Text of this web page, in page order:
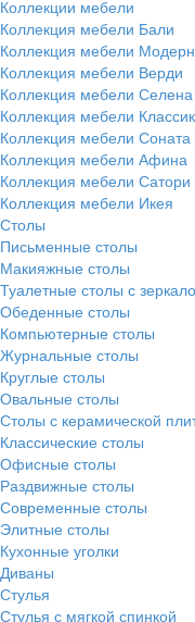
Коллекции мебели
Коллекция мебели Бали
Коллекция мебели Модерн
Коллекция мебели Верди
Коллекция мебели Селена
Коллекция мебели
Коллекция мебели Соната
Коллекция мебели Афина
Коллекция мебели Сатори
Коллекция мебели Икея
Столы
Письменные столы
Макияжные столы
Туалетные столы с
Обеденные столы
Компьютерные столы
Журнальные столы
Круглые столы
Овальные столы
Столы с керамической
Классические столы
Офисные столы
Раздвижные столы
Современные столы
Элитные столы
Кухонные уголки
Диваны
Стулья
Стулья с мягкой спинкой